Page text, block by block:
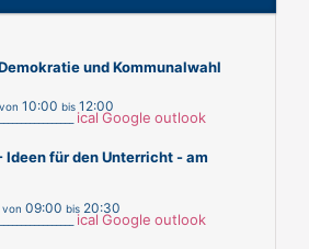
und Kommunalwahl
von 10:00 bis 12:00
ical Google outlook
Ideen für den Unterricht - am
von 09:00 bis 20:30
ical Google outlook